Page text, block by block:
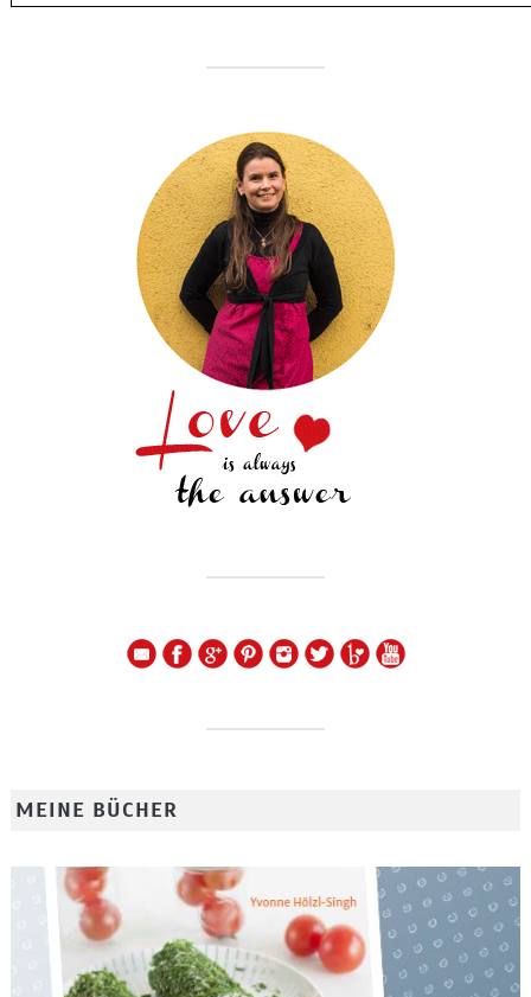
MEINE BÜCHER